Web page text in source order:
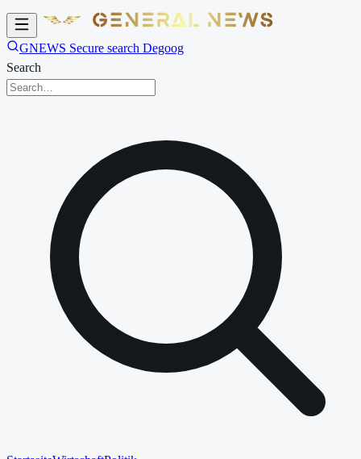
GNEWS Secure search Degoog
Search